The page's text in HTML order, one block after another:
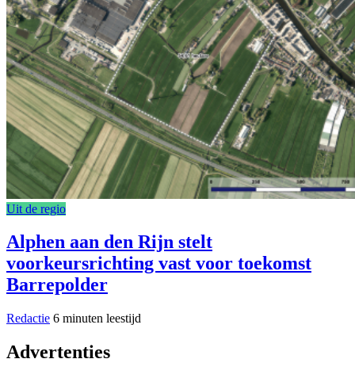
Uit de regio
Alphen aan den Rijn stelt
voorkeursrichting vast voor toekomst
Barrepolder
Redactie 6 minuten leestijd
Advertenties